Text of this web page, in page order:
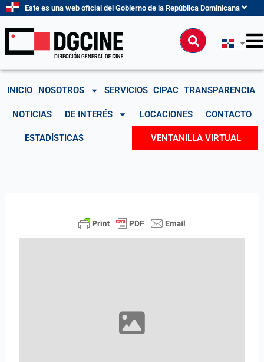
contenido
Este es una web oficial del Gobierno de la República Dominicana
Buscar
INICIO NOSOTROS SERVICIOS CIPAC TRANSPARENCIA
NOTICIAS DE INTERÉS LOCACIONES CONTACTO
ESTADÍSTICAS VENTANILLA VIRTUAL